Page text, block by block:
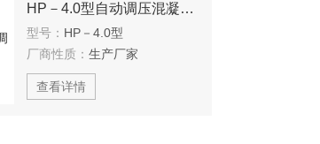
HP－4.0型自动调压混凝土抗渗仪
型号： HP－4.0型
厂商性质： 生产厂家
查看详情